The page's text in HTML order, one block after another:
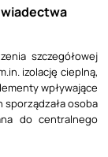
szczegółowej
izolację cieplną,
wpływające
osoba
do centralnego